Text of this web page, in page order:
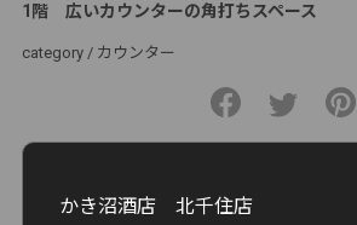
1階 広いカウンターの角打ちスペース
category / カウンター
かき沼酒店 北千住店